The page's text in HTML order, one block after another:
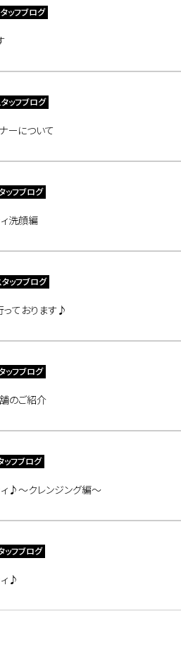
ッフブログ
ッフブログ
ーについて
ッフブログ
洗顔編
タッフブログ
っております♪
ッフブログ
のご紹介
ッフブログ
♪～クレンジング編～
ッフブログ
♪